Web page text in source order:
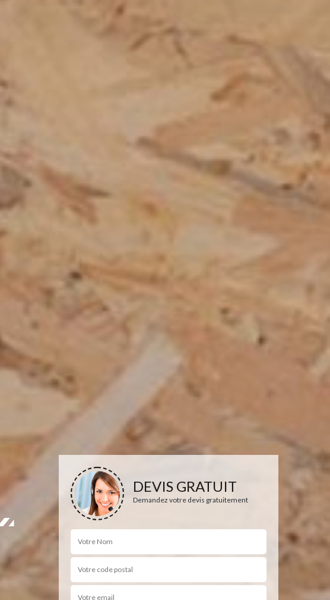
DEVIS GRATUIT
Demandez votre devis gratuitement